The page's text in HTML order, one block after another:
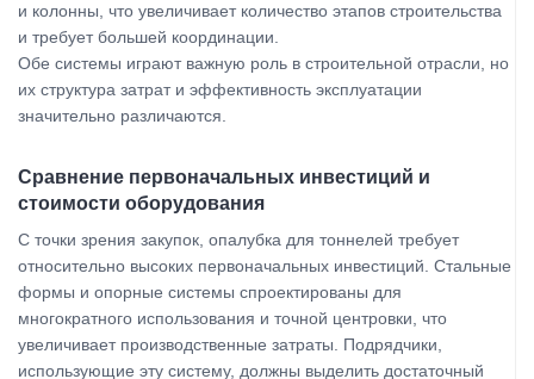
и колонны, что увеличивает количество этапов строительства
и требует большей координации.
Обе системы играют важную роль в строительной отрасли, но
их структура затрат и эффективность эксплуатации
значительно различаются.
Сравнение первоначальных инвестиций и
стоимости оборудования
С точки зрения закупок, опалубка для тоннелей требует
относительно высоких первоначальных инвестиций. Стальные
формы и опорные системы спроектированы для
многократного использования и точной центровки, что
увеличивает производственные затраты. Подрядчики,
использующие эту систему, должны выделить достаточный